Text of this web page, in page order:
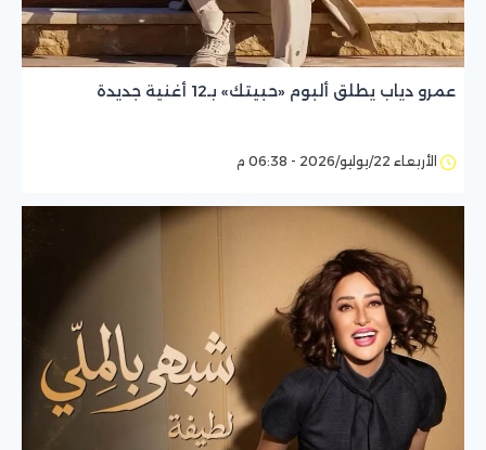
عمرو دياب يطلق ألبوم «حبيتك» بـ12 أغنية جديدة
الأربعاء 22/يوليو/2026 - 06:38 م